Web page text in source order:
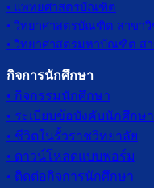
• แพทยศาสตรบัณฑิต
• วิทยาศาสตรบัณฑิต สาขา
• วิทยาศาสตรมหาบัณฑิต ส
กิจการนักศึกษา
• กิจกรรมนักศึกษา
• ระเบียบข้อบังคับนักศึกษา
• ชีวิตในรั้วราชวิทยาลัย
• ดาวน์โหลดแบบฟอร์ม
• ติดต่อกิจการนักศึกษา